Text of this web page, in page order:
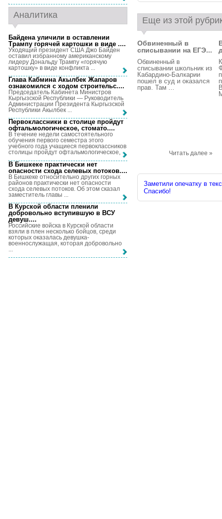
Еще из этой
Обвиненный в
списывании на ЕГЭ...
Обвиненный в
списывании школьник из
Кабардино-Балкарии
пошел в суд и оказался
прав. Там ...
Читать далее »
Заметили опечатку в
Спасибо!
Аналитика
Байдена уличили в оставлении
Трампу горячей картошки в виде ....
Уходящий президент США Джо Байден
оставил избранному американскому
лидеру Дональду Трампу «горячую
картошку» в виде конфликта ...
Глава Кабмина Акылбек Жапаров
ознакомился с ходом строительс....
Председатель Кабинета Министров
Кыргызской Республики — Руководитель
Администрации Президента Кыргызской
Республики Акылбек ...
Первоклассники в столице пройдут
офтальмологическое, стомато....
В течение недели самостоятельного
обучения первого семестра этого
учебного года учащиеся первоклассников
столицы пройдут офтальмологическое, ...
В Бишкеке практически нет
опасности схода селевых потоков....
В Бишкеке относительно других горных
районов практически нет опасности
схода селевых потоков. Об этом сказал
заместитель главы ...
В Курской области пленили
добровольно вступившую в ВСУ
девуш....
Российские войска в Курской области
взяли в плен несколько бойцов, среди
которых оказалась девушка-
военнослужащая, которая добровольно
...